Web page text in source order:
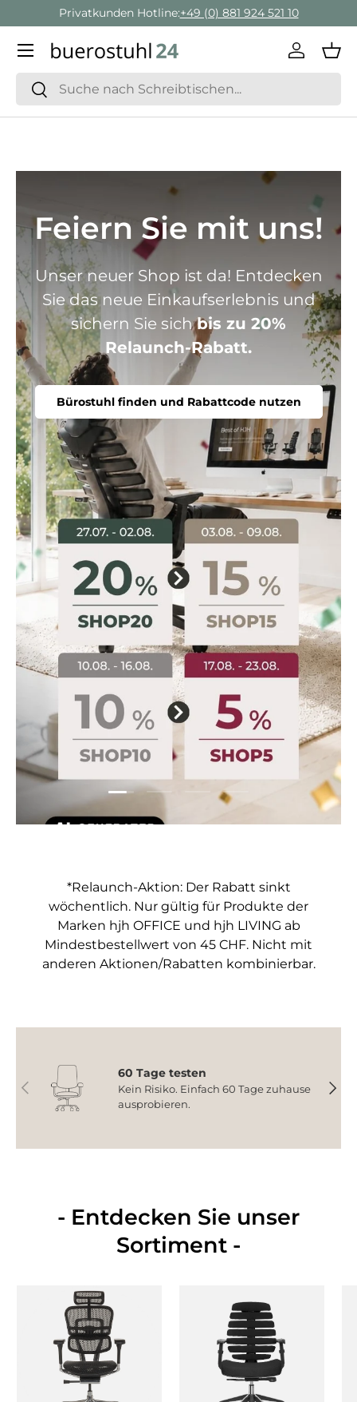
Direkt zum Inhalt
Privatkunden Hotline:+49 (0) 881 924 521 10
Suchen
Suchen
Menü
Feiern Sie mit uns!
Unser neuer Shop ist da! Entdecken
Sie das neue Einkaufserlebnis und
sichern Sie sichbis zu 20%
Relaunch-Rabatt.
Bürostuhl finden und Rabattcode nutzen
Folie laden 1 von 4
Folie laden 2 von 4
Folie laden 3 von 4
Folie laden 4 von 4
*Relaunch-Aktion: Der Rabatt sinkt
wöchentlich. Nur gültig für Produkte der
Marken hjh OFFICE und hjh LIVING ab
Mindestbestellwert von 45 CHF. Nicht mit
anderen Aktionen/Rabatten kombinierbar.
Vorherige
60 Tage testen
Kein Risiko. Einfach 60 Tage zuhause
ausprobieren.
- Entdecken Sie unser
Sortiment -